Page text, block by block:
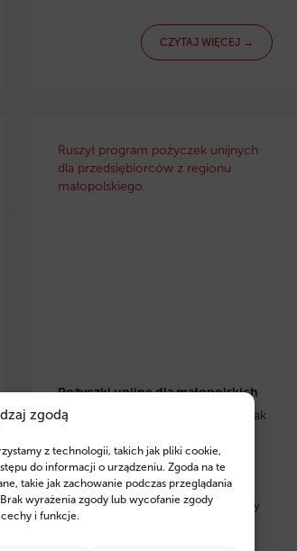
zgodą
z technologii, takich jak pliki cookie,
do informacji o urządzeniu. Zgoda na te
takie jak zachowanie podczas przeglądania
wyrażenia zgody lub wycofanie zgody
i funkcje.
CZYTAJ WIĘCEJ →
Ruszył program pożyczek unijnych
dla przedsiębiorców z regionu
małopolskiego.
Pożyczki unijne dla małopolskich
przedsiębiorców
– dowiedz się, jak
pożyczek na rozwój, inwestycje i
odnawialne źródła energii. Zyskaj
wsparcie ekspertów Fintaxis, którzy